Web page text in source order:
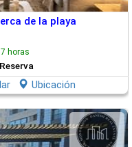
de la playa
horas
Ubicación